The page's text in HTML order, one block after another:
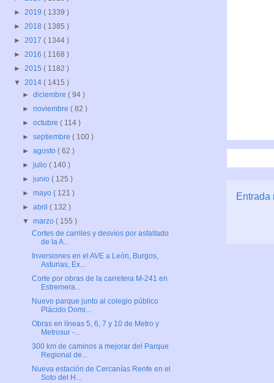
Entrada
► 2019 ( 1339 )
► 2018 ( 1385 )
► 2017 ( 1344 )
► 2016 ( 1168 )
► 2015 ( 1182 )
▼ 2014 ( 1415 )
►diciembre( 94 )
►noviembre( 82 )
►octubre( 114 )
►septiembre( 100 )
►agosto( 62 )
►julio( 140 )
►junio( 125 )
►mayo( 121 )
►abril( 132 )
▼marzo( 155 )
Cortes de carriles y desvíos por asfaltado
de la A...
Inversiones en el AVE a León, Burgos,
Asturias, Ex...
Corte por obras de la carretera M-241 en
Estremera...
Nuevo parque junto al colegio público
Plácido Domi...
Obras en líneas 5, 6, 7 y 10 de Metro y
Metrosur -...
300 km de caminos a mejorar del Parque
Regional de...
Nueva estación de Cercanías Renfe en el
Soto del H...